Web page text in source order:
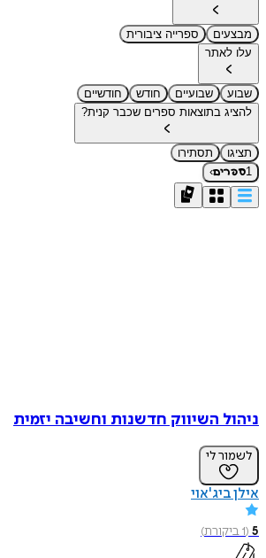
מבצעים
ספרייה ציבורית
עלו לאתר
שבוע שבועיים חודש
חודשיים
להציג בתוצאות ספרים שכבר קנית?
תציגו
תסתירו
1ספרים›
ניהול השיווק חדשנות וחשיבה יזמית
לשמור לי
אילן ביג'אוי
5
(
1ביקורת)